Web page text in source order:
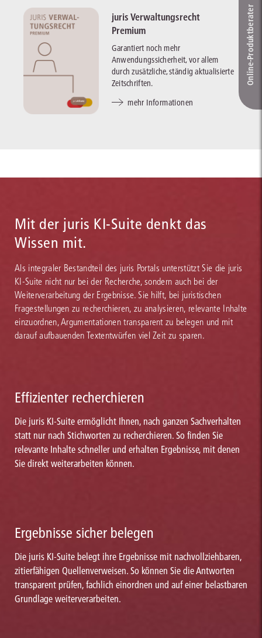
juris Verwaltungsrecht
Premium
Garantiert noch mehr
Anwendungssicherheit, vor allem
durch zusätzliche, ständig aktualisierte
Zeitschriften.
mehr Informationen
Mit der juris KI-Suite denkt das
Wissen mit.
Als integraler Bestandteil des juris Portals unterstützt Sie die juris
KI-Suite nicht nur bei der Recherche, sondern auch bei der
Weiterverarbeitung der Ergebnisse. Sie hilft, bei juristischen
Fragestellungen zu recherchieren, zu analysieren, relevante Inhalte
einzuordnen, Argumentationen transparent zu belegen und mit
darauf aufbauenden Textentwürfen viel Zeit zu sparen.
Effizienter recherchieren
Die juris KI-Suite ermöglicht Ihnen, nach ganzen Sachverhalten
statt nur nach Stichworten zu recherchieren. So finden Sie
relevante Inhalte schneller und erhalten Ergebnisse, mit denen
Sie direkt weiterarbeiten können.
Ergebnisse sicher belegen
Die juris KI-Suite belegt ihre Ergebnisse mit nachvollziehbaren,
zitierfähigen Quellenverweisen. So können Sie die Antworten
transparent prüfen, fachlich einordnen und auf einer belastbaren
Grundlage weiterverarbeiten.
Online-Produkt­berater